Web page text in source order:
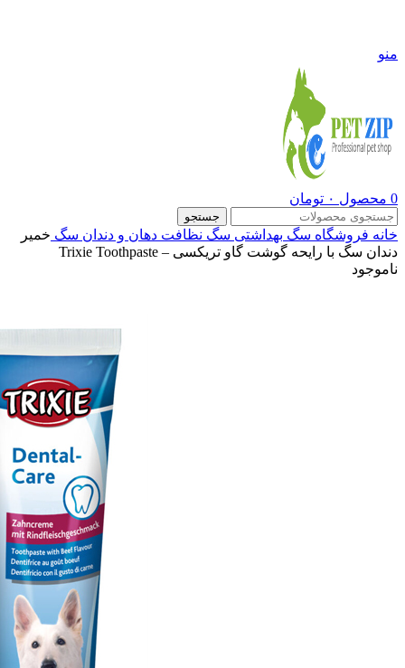
منو
0 محصول ۰ تومان
جستجو
خانه فروشگاه سگ بهداشتی سگ نظافت دهان و دندان سگ خمیر
دندان سگ با رایحه گوشت گاو تریکسی – Trixie Toothpaste
ناموجود